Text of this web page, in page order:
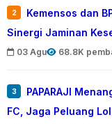
2
Kemensos dan
Sinergi Jaminan
03 Agu 68.8K
3
PAPARAJI
FC, Jaga Peluang